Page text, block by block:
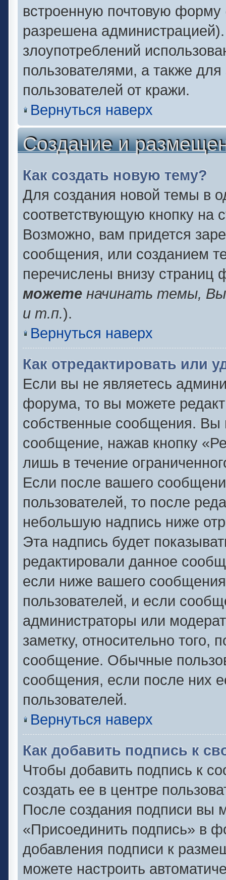
встроенную почтовую
разрешена
злоупотреблений
пользователями, а также
пользователей от кражи.
Вернуться наверх
Создание и
Как создать новую тему?
Для создания новой темы в
соответствующую кнопку
Возможно, вам придется
сообщения, или созданием
перечислены внизу
можете начинать темы,
и т.п.).
Вернуться наверх
Как отредактировать или
Если вы не являетесь
форума, то вы можете
собственные сообщения. Вы
сообщение, нажав кнопку
лишь в течение
Если после вашего
пользователей, то после
небольшую надпись ниже
Эта надпись будет
редактировали данное
если ниже вашего
пользователей, и если
администраторы или
заметку, относительно
сообщение. Обычные
сообщения, если после них
пользователей.
Вернуться наверх
Как добавить подпись к
Чтобы добавить подпись к
создать ее в центре
После создания подписи вы
«Присоединить подпись» в
добавления подписи к
можете настроить